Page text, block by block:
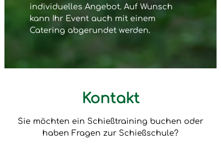
individuelles Angebot. Auf Wunsch
kann Ihr Event auch mit einem
Catering abgerundet werden.
Kontakt
Sie möchten ein Schießtraining buchen oder
haben Fragen zur Schießschule?